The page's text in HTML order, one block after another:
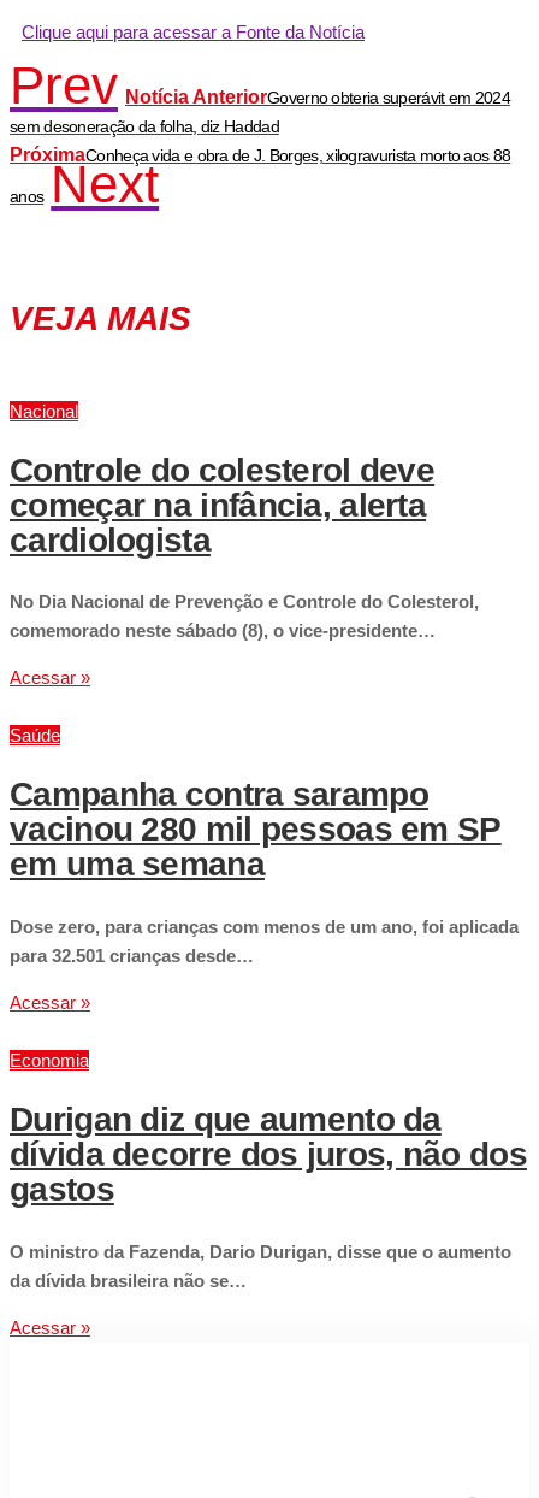
Clique aqui para acessar a Fonte da Notícia
Prev Notícia AnteriorGoverno obteria superávit em 2024
sem desoneração da folha, diz Haddad
PróximaConheça vida e obra de J. Borges, xilogravurista morto aos 88
anos Next
VEJA MAIS
Nacional
Controle do colesterol deve
começar na infância, alerta
cardiologista
No Dia Nacional de Prevenção e Controle do Colesterol,
comemorado neste sábado (8), o vice-presidente…
Acessar »
Saúde
Campanha contra sarampo
vacinou 280 mil pessoas em SP
em uma semana
Dose zero, para crianças com menos de um ano, foi aplicada
para 32.501 crianças desde…
Acessar »
Economia
Durigan diz que aumento da
dívida decorre dos juros, não dos
gastos
O ministro da Fazenda, Dario Durigan, disse que o aumento
da dívida brasileira não se…
Acessar »